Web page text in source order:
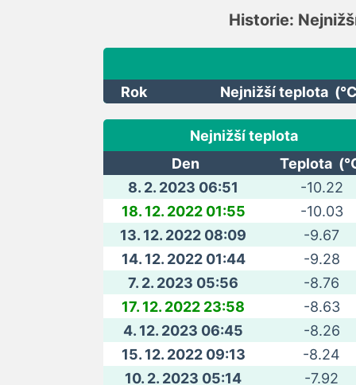
Historie:
Rok Nejnižší teplota
Nejnižší teplota
Den
Teplota
8. 2. 2023 06:51
-10.22
18. 12. 2022 01:55
-10.03
13. 12. 2022 08:09
-9.67
14. 12. 2022 01:44
-9.28
7. 2. 2023 05:56
-8.76
17. 12. 2022 23:58
-8.63
4. 12. 2023 06:45
-8.26
15. 12. 2022 09:13
-8.24
10. 2. 2023 05:14
-7.92